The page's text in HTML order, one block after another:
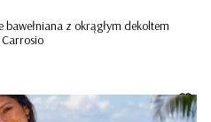
z okrągłym dekoltem